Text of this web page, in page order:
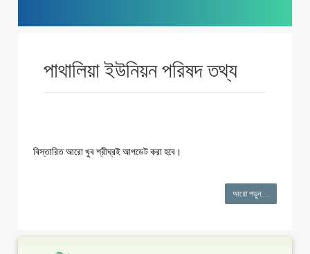
পাথালিয়া ইউনিয়ন পরিষদ তথ্য
বিস্তারিত আরো খুব শ্রীঘ্রই আপডেট করা হবে।
আরো পড়ুন....